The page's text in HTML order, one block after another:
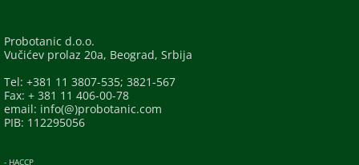
Probotanic d.o.o.
Vučićev prolaz 20a, Beograd, Srbija
Tel: +381 11 3807-535; 3821-567
Fax: + 381 11 406-00-78
email: info(@)probotanic.com
PIB: 112295056
- HACCP